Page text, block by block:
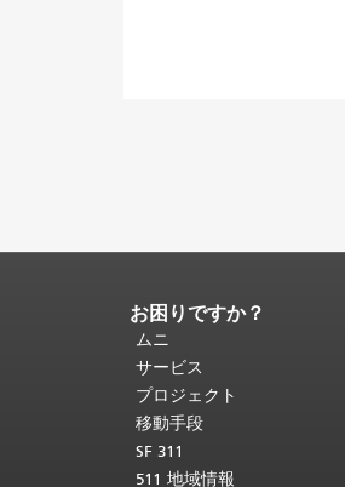
ペ
ー
ジ
コ
ン
テ
お困りですか？
ムニ
サービス
プロジェクト
移動手段
SF 311
511 地域情報